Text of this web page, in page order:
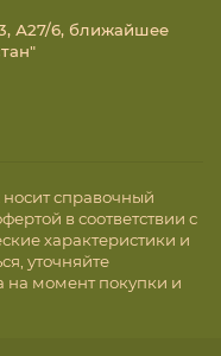
А27/6, ближайшее
справочный
в соответствии с
характеристики и
уточняйте
на момент покупки и